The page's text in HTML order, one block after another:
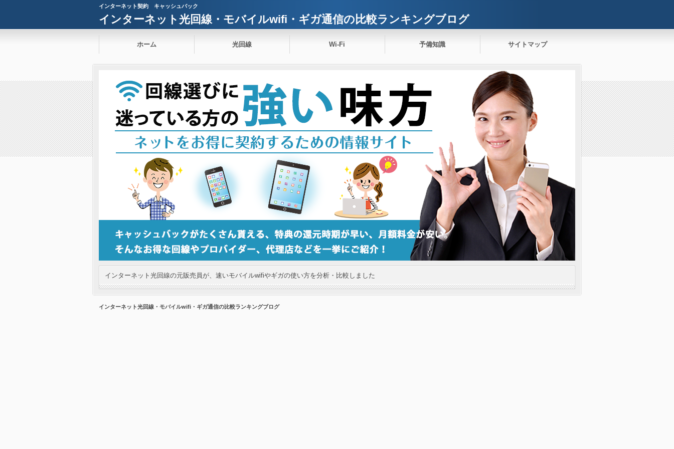
インターネット契約 キャッシュバック
インターネット光回線・モバイルwifi・ギガ通信の比較ランキングブログ
ホーム 光回線 Wi-Fi 予備知識 サイトマップ
インターネット光回線の元販売員が、速いモバイルwifiやギガの使い方を分析・比較しました
インターネット光回線・モバイルwifi・ギガ通信の比較ランキングブログ